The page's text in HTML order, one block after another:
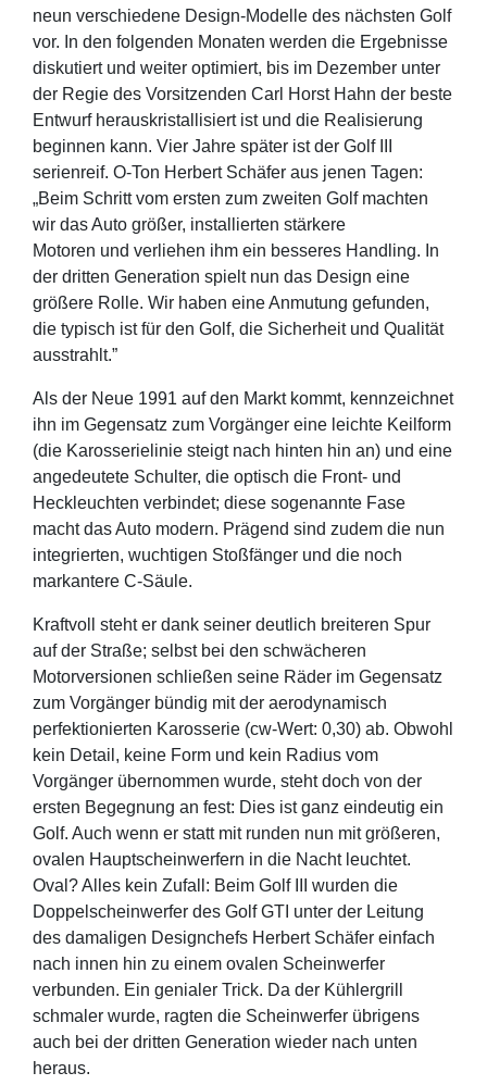
neun verschiedene Design-Modelle des nächsten Golf
vor. In den folgenden Monaten werden die Ergebnisse
diskutiert und weiter optimiert, bis im Dezember unter
der Regie des Vorsitzenden Carl Horst Hahn der beste
Entwurf herauskristallisiert ist und die Realisierung
beginnen kann. Vier Jahre später ist der Golf III
serienreif. O-Ton Herbert Schäfer aus jenen Tagen:
„Beim Schritt vom ersten zum zweiten Golf machten
wir das Auto größer, installierten stärkere
Motoren und verliehen ihm ein besseres Handling. In
der dritten Generation spielt nun das Design eine
größere Rolle. Wir haben eine Anmutung gefunden,
die typisch ist für den Golf, die Sicherheit und Qualität
ausstrahlt.”
Als der Neue 1991 auf den Markt kommt, kennzeichnet
ihn im Gegensatz zum Vorgänger eine leichte Keilform
(die Karosserielinie steigt nach hinten hin an) und eine
angedeutete Schulter, die optisch die Front- und
Heckleuchten verbindet; diese sogenannte Fase
macht das Auto modern. Prägend sind zudem die nun
integrierten, wuchtigen Stoßfänger und die noch
markantere C-Säule.
Kraftvoll steht er dank seiner deutlich breiteren Spur
auf der Straße; selbst bei den schwächeren
Motorversionen schließen seine Räder im Gegensatz
zum Vorgänger bündig mit der aerodynamisch
perfektionierten Karosserie (cw-Wert: 0,30) ab. Obwohl
kein Detail, keine Form und kein Radius vom
Vorgänger übernommen wurde, steht doch von der
ersten Begegnung an fest: Dies ist ganz eindeutig ein
Golf. Auch wenn er statt mit runden nun mit größeren,
ovalen Hauptscheinwerfern in die Nacht leuchtet.
Oval? Alles kein Zufall: Beim Golf III wurden die
Doppelscheinwerfer des Golf GTI unter der Leitung
des damaligen Designchefs Herbert Schäfer einfach
nach innen hin zu einem ovalen Scheinwerfer
verbunden. Ein genialer Trick. Da der Kühlergrill
schmaler wurde, ragten die Scheinwerfer übrigens
auch bei der dritten Generation wieder nach unten
heraus.